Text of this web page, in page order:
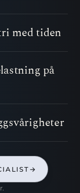
med tiden
på
→